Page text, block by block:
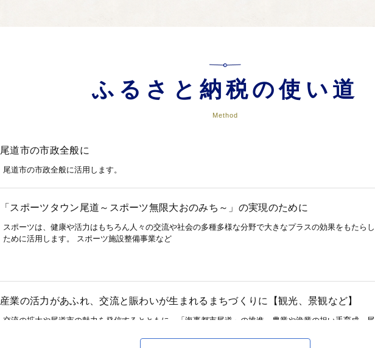
ふるさと納税の使い道
Method
尾道市の市政全般に
尾道市の市政全般に活用します。
「スポーツタウン尾道～スポーツ無限大おのみち～」の実現のために
スポーツは、健康や活力はもちろん人々の交流や社会の多種多様な分野で大きなプラスの効果をもたら
ために活用します。 スポーツ施設整備事業など
産業の活力があふれ、交流と賑わいが生まれるまちづくりに【観光、景観など】
交流の拡大や尾道市の魅力を発信するとともに、「海事都市尾道」の推進、農業や漁業の担い手育成、